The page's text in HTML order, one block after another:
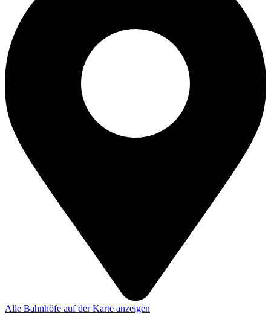
Alle Bahnhöfe auf der Karte anzeigen